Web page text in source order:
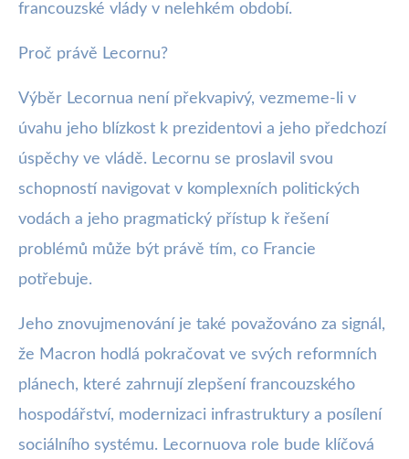
francouzské vlády v nelehkém období.
Proč právě Lecornu?
Výběr Lecornua není překvapivý, vezmeme-li v
úvahu jeho blízkost k prezidentovi a jeho předchozí
úspěchy ve vládě. Lecornu se proslavil svou
schopností navigovat v komplexních politických
vodách a jeho pragmatický přístup k řešení
problémů může být právě tím, co Francie
potřebuje.
Jeho znovujmenování je také považováno za signál,
že Macron hodlá pokračovat ve svých reformních
plánech, které zahrnují zlepšení francouzského
hospodářství, modernizaci infrastruktury a posílení
sociálního systému. Lecornuova role bude klíčová